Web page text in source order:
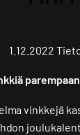
1.12.2022
vinkkejä